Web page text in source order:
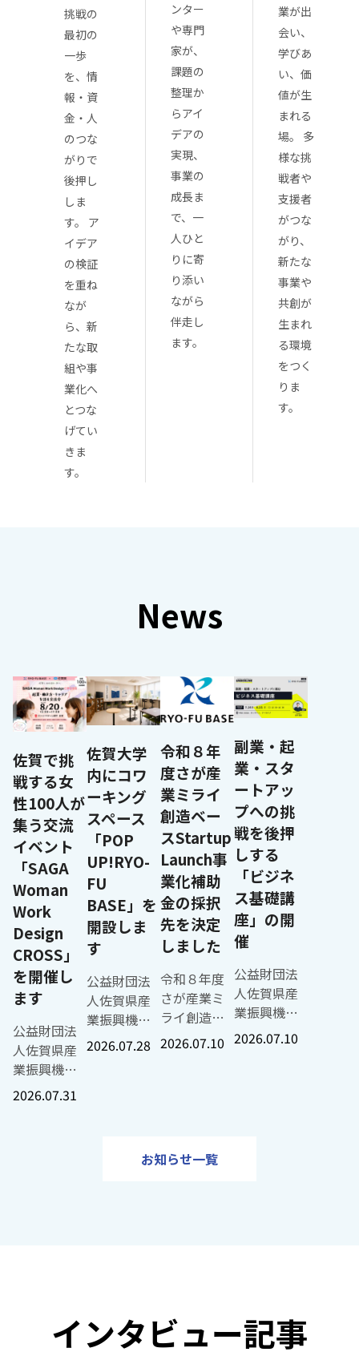
挑戦の
最初の
一歩
を、情
報・資
金・人
のつな
がりで
後押し
しま
す。 ア
イデア
の検証
を重ね
なが
ら、新
たな取
組や事
業化へ
とつな
げてい
きま
す。
ンター
や専門
家が、
課題の
整理か
らアイ
デアの
実現、
事業の
成長ま
で、一
人ひと
りに寄
り添い
ながら
伴走し
ます。
業が出
会い、
学びあ
い、価
値が生
まれる
場。 多
様な挑
戦者や
支援者
がつな
がり、
新たな
事業や
共創が
生まれ
る環境
をつく
りま
す。
News
佐賀で挑
戦する女
性100人が
集う交流
イベント
「SAGA
Woman
Work
Design
CROSS」
を開催し
ます
公益財団法
人佐賀県産
業振興機構
さが産業ミ
ライ創造ベ
Woman
2026.07.31
佐賀大学
内にコワ
ーキング
スペース
「POP
UP!RYO-
FU
BASE」を
開設しま
す
公益財団法
人佐賀県産
業振興機構
さが産業ミ
ライ創造ベ
プラザ内に
起業家、企
業、支援機
2026.07.28
令和８年
度さが産
業ミライ
創造ベー
スStartup
Launch事
業化補助
金の採択
先を決定
しました
令和８年度
さが産業ミ
ライ創造ベ
ースStartup
Launch事業
り３件を採
択先として
用した屋内
型釣り堀の
2026.07.10
副業・起
業・スタ
ートアッ
プへの挑
戦を後押
しする
「ビジネ
ス基礎講
座」の開
催
公益財団法
人佐賀県産
業振興機構
さが産業ミ
ライ創造ベ
を開催しま
す。 副業、
2026.07.10
お知らせ一覧
インタビュー記事